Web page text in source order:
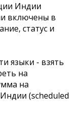
Индии
включены в
статус и
языки - взять
на
на
(scheduled